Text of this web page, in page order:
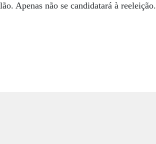
Apenas não se candidatará à reeleição.